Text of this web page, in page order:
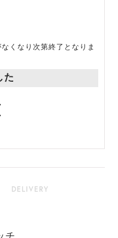
くなり次第終了となりま
た
DELIVERY